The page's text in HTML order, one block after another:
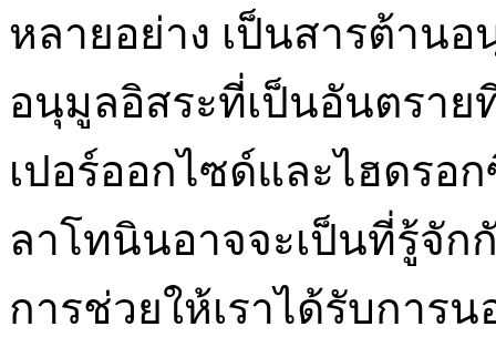
หลายอย่าง เป็นสารต้าน
อนุมูลอิสระที่เป็นอันตราย
เปอร์ออกไซด์และไฮดรอ
ลาโทนินอาจจะเป็นที่รู้จั
การช่วยให้เราได้รับการ